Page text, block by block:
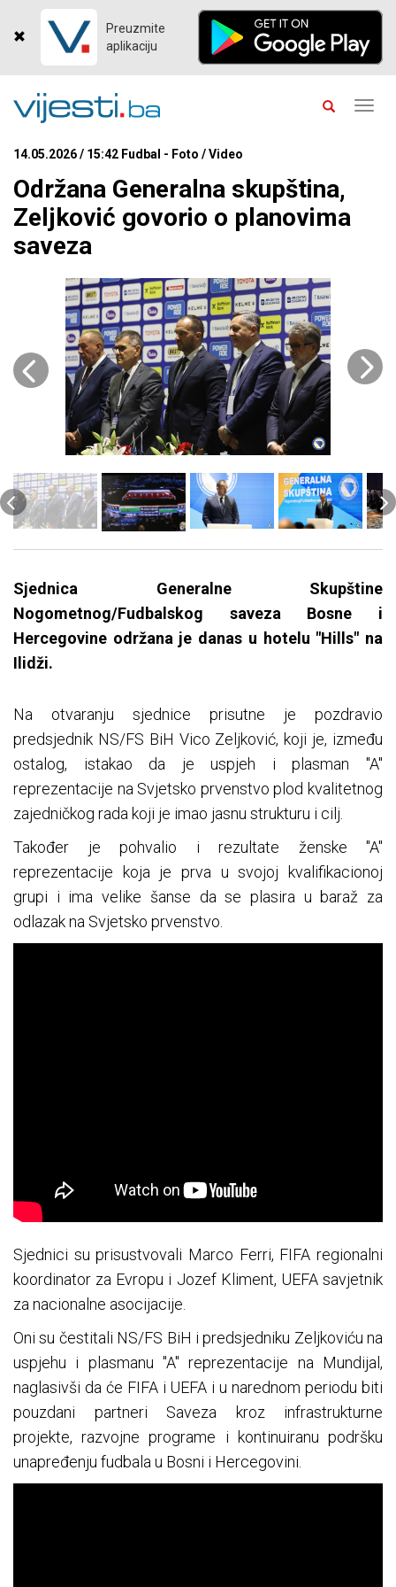
Preuzmite
aplikaciju
14.05.2026 / 15:42 Fudbal - Foto / Video
Održana Generalna skupština,
Zeljković govorio o planovima
saveza
Sjednica Generalne Skupštine
Nogometnog/Fudbalskog saveza Bosne i
Hercegovine održana je danas u hotelu "Hills" na
Ilidži.
Na otvaranju sjednice prisutne je pozdravio
predsjednik NS/FS BiH Vico Zeljković, koji je, između
ostalog, istakao da je uspjeh i plasman "A"
reprezentacije na Svjetsko prvenstvo plod kvalitetnog
zajedničkog rada koji je imao jasnu strukturu i cilj.
Također je pohvalio i rezultate ženske "A"
reprezentacije koja je prva u svojoj kvalifikacionoj
grupi i ima velike šanse da se plasira u baraž za
odlazak na Svjetsko prvenstvo.
Sjednici su prisustvovali Marco Ferri, FIFA regionalni
koordinator za Evropu i Jozef Kliment, UEFA savjetnik
za nacionalne asocijacije.
Oni su čestitali NS/FS BiH i predsjedniku Zeljkoviću na
uspjehu i plasmanu "A" reprezentacije na Mundijal,
naglasivši da će FIFA i UEFA i u narednom periodu biti
pouzdani partneri Saveza kroz infrastrukturne
projekte, razvojne programe i kontinuiranu podršku
unapređenju fudbala u Bosni i Hercegovini.